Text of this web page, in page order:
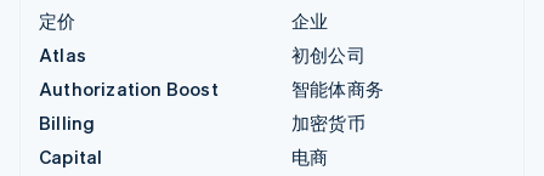
定价
Atlas
Authorization Boost
Billing
Capital
企业
初创公司
智能体商务
加密货币
电商